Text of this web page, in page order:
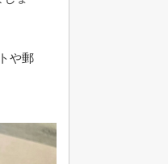
や郵